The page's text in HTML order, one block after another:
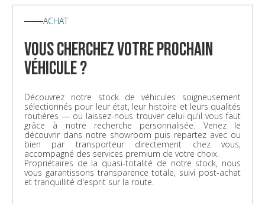
ACHAT
vous cherchez votre prochain
véhicule ?
Découvrez notre stock de véhicules soigneusement
sélectionnés pour leur état, leur histoire et leurs qualités
routières — ou laissez-nous trouver celui qu'il vous faut
grâce à notre recherche personnalisée. Venez le
découvrir dans notre showroom puis repartez avec ou
bien par transporteur directement chez vous,
accompagné des services premium de votre choix.
Propriétaires de la quasi-totalité de notre stock, nous
vous garantissons transparence totale, suivi post-achat
et tranquillité d'esprit sur la route.